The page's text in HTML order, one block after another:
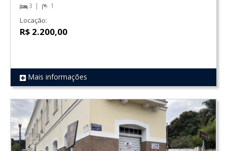
REF 1855
3 1
Locação:
R$ 2.200,00
Mais informações